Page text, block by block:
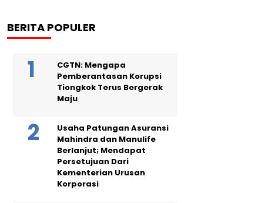
BERITA POPULER
CGTN: Mengapa
Pemberantasan Korupsi
Tiongkok Terus Bergerak
Maju
Usaha Patungan Asuransi
Mahindra dan Manulife
Berlanjut; Mendapat
Persetujuan Dari
Kementerian Urusan
Korporasi